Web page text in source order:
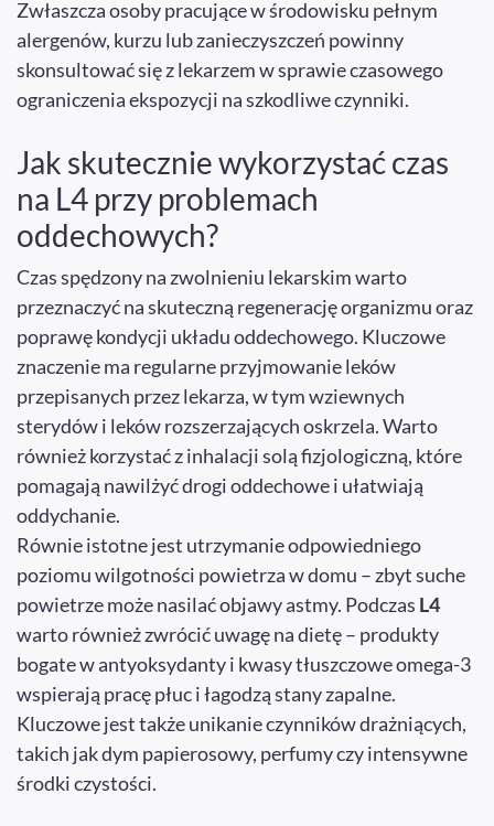
Zwłaszcza osoby pracujące w środowisku pełnym
alergenów, kurzu lub zanieczyszczeń powinny
skonsultować się z lekarzem w sprawie czasowego
ograniczenia ekspozycji na szkodliwe czynniki.
Jak skutecznie wykorzystać czas
na L4 przy problemach
oddechowych?
Czas spędzony na zwolnieniu lekarskim warto
przeznaczyć na skuteczną regenerację organizmu oraz
poprawę kondycji układu oddechowego. Kluczowe
znaczenie ma regularne przyjmowanie leków
przepisanych przez lekarza, w tym wziewnych
sterydów i leków rozszerzających oskrzela. Warto
również korzystać z inhalacji solą fizjologiczną, które
pomagają nawilżyć drogi oddechowe i ułatwiają
oddychanie.
Równie istotne jest utrzymanie odpowiedniego
poziomu wilgotności powietrza w domu – zbyt suche
powietrze może nasilać objawy astmy. Podczas L4
warto również zwrócić uwagę na dietę – produkty
bogate w antyoksydanty i kwasy tłuszczowe omega-3
wspierają pracę płuc i łagodzą stany zapalne.
Kluczowe jest także unikanie czynników drażniących,
takich jak dym papierosowy, perfumy czy intensywne
środki czystości.